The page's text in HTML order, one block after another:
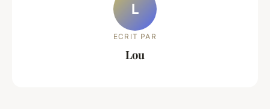
L
ECRIT PAR
Lou